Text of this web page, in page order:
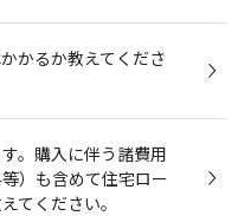
かるか教えてくださ
。購入に伴う諸費用
）も含めて住宅ロー
てください。